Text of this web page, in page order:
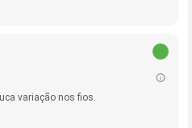
variação nos fios.